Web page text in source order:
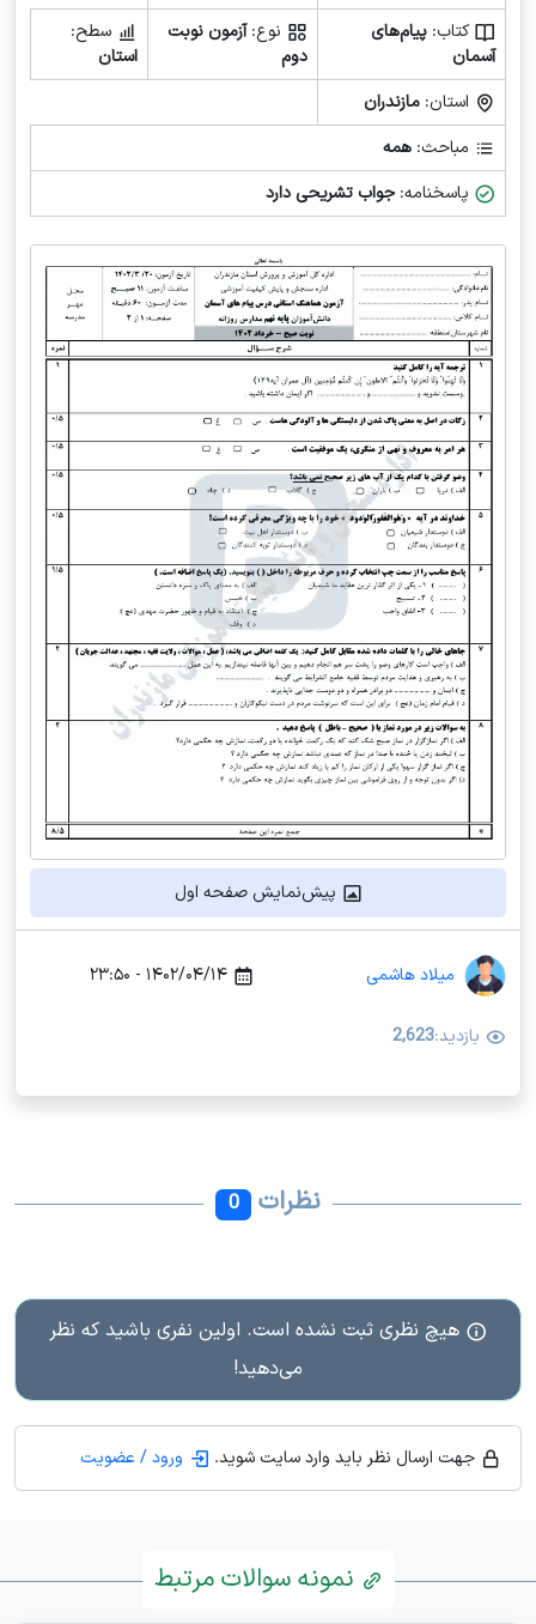
کتاب: پیام‌های
آسمان
نوع:آزمون نوبت
دوم
سطح:
استان
استان: مازندران
مباحث: همه
پاسخنامه: جواب تشریحی دارد
پیش‌نمایش صفحه اول
میلاد هاشمی ۱۴۰۲/۰۴/۱۴ - ۲۳:۵۰
بازدید:2,623
نظرات 0
هیچ نظری ثبت نشده است. اولین نفری باشید که نظر
می‌دهید!
جهت ارسال نظر باید وارد سایت شوید. ورود / عضویت
نمونه سوالات مرتبط